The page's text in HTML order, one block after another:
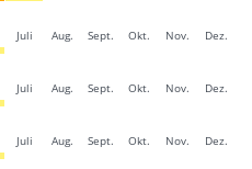
Juli Aug. Sept. Okt. Nov. Dez.
Juli Aug. Sept. Okt. Nov. Dez.
Juli Aug. Sept. Okt. Nov. Dez.